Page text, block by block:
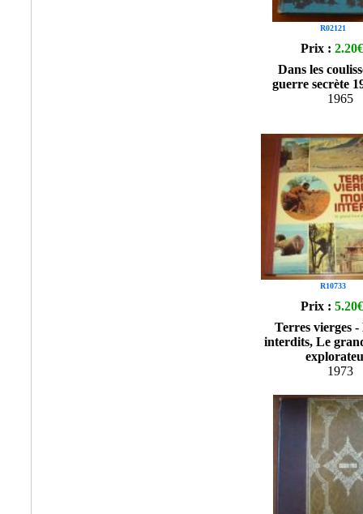
R02121
Prix : 2.20€
Dans les
guerre secrète
1965
R10733
Prix : 5.20€
Terres vierges -
interdits, Le
1973